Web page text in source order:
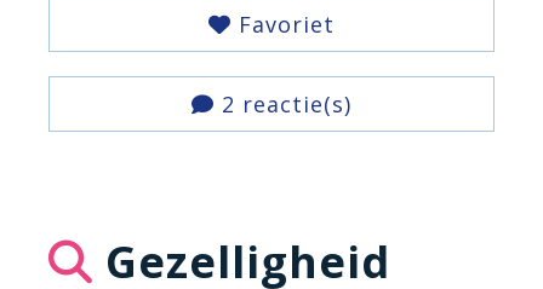
Favoriet
2 reactie(s)
Gezelligheid